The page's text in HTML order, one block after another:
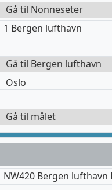
Gå til Nonneseter
1 Bergen lufthavn
Gå til Bergen lufthavn
Oslo
Gå til målet
NW420 Bergen lufthavn